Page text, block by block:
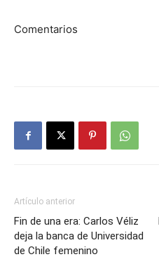
Comentarios
Artículo anterior
Fin de una era: Carlos Véliz
deja la banca de Universidad
de Chile femenino